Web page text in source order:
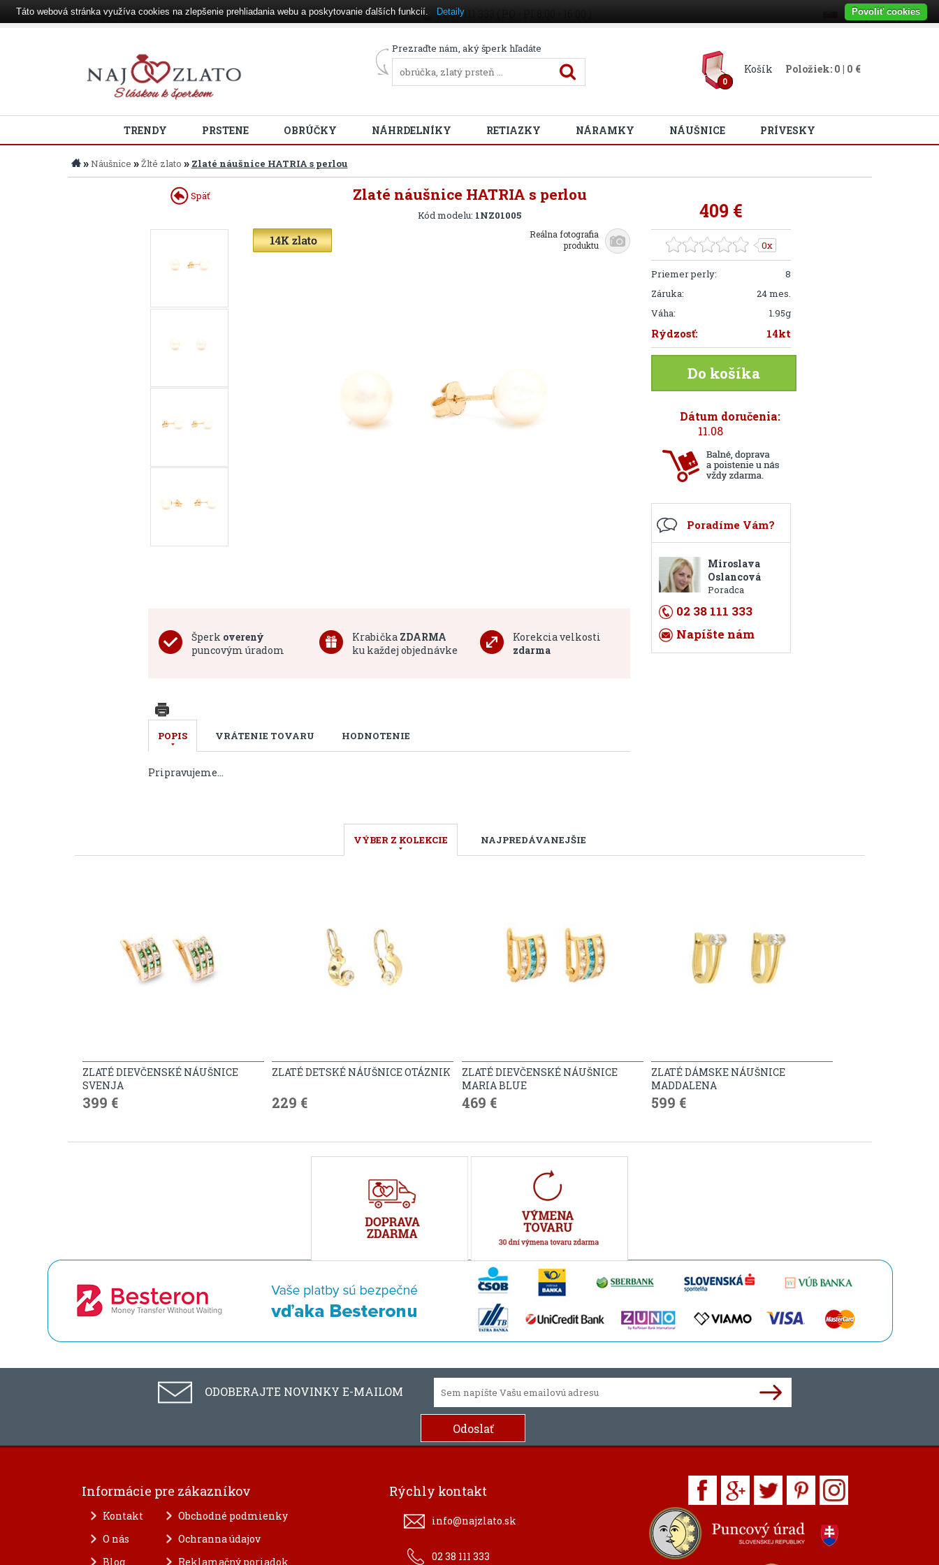
Prihlásenie|Registrácia 02 38 111 333 ( PO - PI 8:00 - 16:00 )
Prezraďte nám, aký šperk hľadáte
0
Košík Položiek: 0 | 0 €
TRENDY PRSTENE OBRÚČKY NÁHRDELNÍKY RETIAZKY NÁRAMKY NÁUŠNICE PRÍVESKY
»Náušnice »Žlté zlato » Zlaté náušnice HATRIA s perlou
Zlaté náušnice HATRIA s perlou
Kód modelu: 1NZ01005
Späť
Reálna fotografia
produktu
Šperk overený
puncovým úradom
Krabička ZDARMA
ku každej objednávke
Korekcia velkosti
zdarma
POPIS VRÁTENIE TOVARU HODNOTENIE
Pripravujeme...
409 €
0x
Priemer perly:
8
Záruka:
24 mes.
Váha:
1.95g
Rýdzosť: 14kt
Do košíka
Dátum doručenia:
11.08
Poradíme Vám?
Miroslava
Oslancová
Poradca
02 38 111 333
Napíšte nám
VÝBER Z KOLEKCIE NAJPREDÁVANEJŠIE
ZLATÉ DIEVČENSKÉ NÁUŠNICE
SVENJA
399 €
ZLATÉ DETSKÉ NÁUŠNICE OTÁZNIK
229 €
ZLATÉ DIEVČENSKÉ NÁUŠNICE
MARIA BLUE
469 €
ZLATÉ DÁMSKE NÁUŠNICE
MADDALENA
599 €
ODOBERAJTE NOVINKY E-MAILOM
Informácie pre zákazníkov
Kontakt
O nás
Blog
Obchodné podmienky
Ochranna údajov
Reklamačný poriadok
Rýchly kontakt
info@najzlato.sk
02 38 111 333
Táto webová stránka využíva cookies na zlepšenie prehliadania webu a poskytovanie ďalších funkcií. Detaily Povoliť cookies